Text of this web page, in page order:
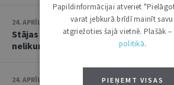
24. APRĪLIS • 15:46
Stājas spēkā brīvības atņemšanas
nelikumīgu pārvietošanu pāri valsts
24. APRĪLIS • 13:27
Papildinformācijai atveriet
varat jebkurā brīdī mainīt
atgriežoties šajā vietnē. Plašāk –
politikā.
PIEŅEMT VISAS